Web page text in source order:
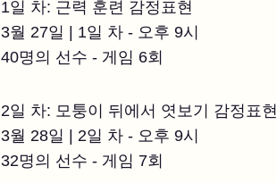
1일 차: 근력 훈련 감정표현
3월 27일 | 1일 차 - 오후 9시
40명의 선수 - 게임 6회
2일 차: 모퉁이 뒤에서 엿보기 감정표현
3월 28일 | 2일 차 - 오후 9시
32명의 선수 - 게임 7회